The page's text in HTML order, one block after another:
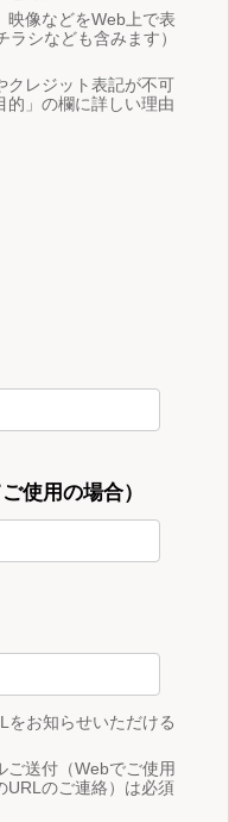
像などをWeb上で表
シなども含みます）
レジット表記が不可
的」の欄に詳しい理由
使用の場合）
をお知らせいただける
送付（Webでご使用
URLのご連絡）は必須